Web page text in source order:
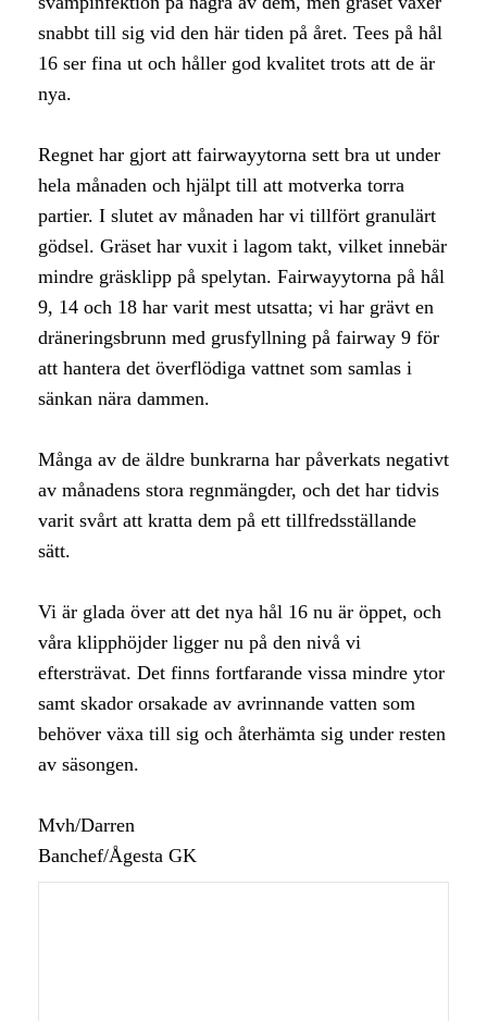
snabbt till sig vid den här tiden på året. Tees på hål
16 ser fina ut och håller god kvalitet trots att de är
nya.
Regnet har gjort att fairwayytorna sett bra ut under
hela månaden och hjälpt till att motverka torra
partier. I slutet av månaden har vi tillfört granulärt
gödsel. Gräset har vuxit i lagom takt, vilket innebär
mindre gräsklipp på spelytan. Fairwayytorna på hål
9, 14 och 18 har varit mest utsatta; vi har grävt en
dräneringsbrunn med grusfyllning på fairway 9 för
att hantera det överflödiga vattnet som samlas i
sänkan nära dammen.
Många av de äldre bunkrarna har påverkats negativt
av månadens stora regnmängder, och det har tidvis
varit svårt att kratta dem på ett tillfredsställande
sätt.
Vi är glada över att det nya hål 16 nu är öppet, och
våra klipphöjder ligger nu på den nivå vi
eftersträvat. Det finns fortfarande vissa mindre ytor
samt skador orsakade av avrinnande vatten som
behöver växa till sig och återhämta sig under resten
av säsongen.
Mvh/Darren
Banchef/Ågesta GK